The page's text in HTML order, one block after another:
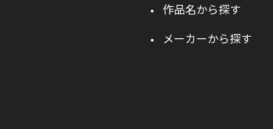
作品名から探す
メーカーから探す